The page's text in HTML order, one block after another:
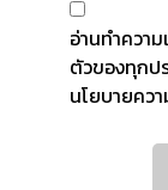
อ่านทำควา
ตัวของทุกป
นโยบายคว